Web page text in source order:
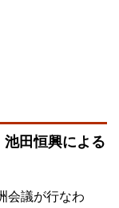
田恒興による
会議が行なわ